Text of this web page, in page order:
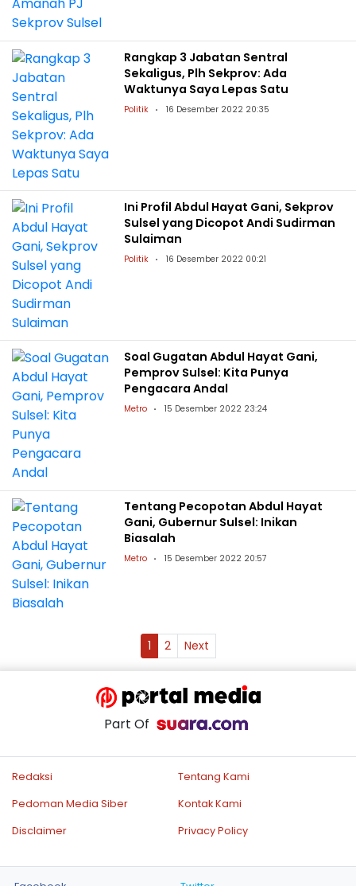
Rangkap 3 Jabatan Sentral
Sekaligus, Plh Sekprov: Ada
Waktunya Saya Lepas Satu
Politik 16 Desember 2022 20:35
Ini Profil Abdul Hayat Gani, Sekprov
Sulsel yang Dicopot Andi Sudirman
Sulaiman
Politik 16 Desember 2022 00:21
Soal Gugatan Abdul Hayat Gani,
Pemprov Sulsel: Kita Punya
Pengacara Andal
Metro 15 Desember 2022 23:24
Tentang Pecopotan Abdul Hayat
Gani, Gubernur Sulsel: Inikan
Biasalah
Metro 15 Desember 2022 20:57
1 2 Next
Part Of
Redaksi
Tentang Kami
Pedoman Media Siber
Kontak Kami
Disclaimer
Privacy Policy